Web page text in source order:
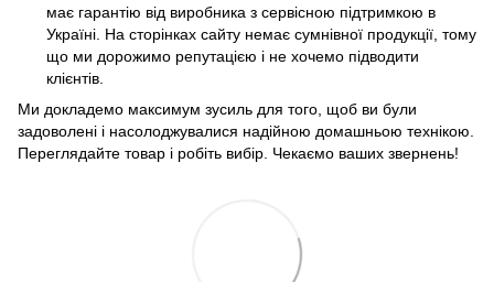
має гарантію від виробника з сервісною підтримкою в
Україні. На сторінках сайту немає сумнівної продукції, тому
що ми дорожимо репутацією і не хочемо підводити
клієнтів.
Ми докладемо максимум зусиль для того, щоб ви були
задоволені і насолоджувалися надійною домашньою технікою.
Переглядайте товар і робіть вибір. Чекаємо ваших звернень!